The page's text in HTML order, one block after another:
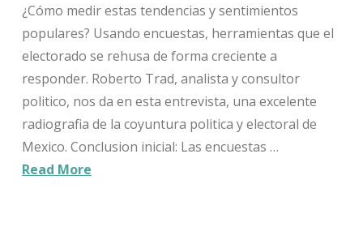
¿Cómo medir estas tendencias y sentimientos
populares? Usando encuestas, herramientas que el
electorado se rehusa de forma creciente a
responder. Roberto Trad, analista y consultor
politico, nos da en esta entrevista, una excelente
radiografia de la coyuntura politica y electoral de
Mexico. Conclusion inicial: Las encuestas …
Read More